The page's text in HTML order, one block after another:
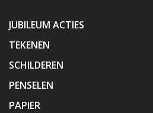
JUBILEUM ACTIES
TEKENEN
SCHILDEREN
PENSELEN
PAPIER